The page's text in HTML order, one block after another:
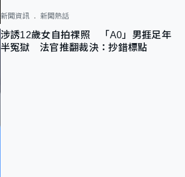
新聞資訊 新聞熱話
涉誘12歲女自拍祼照 「A0」男捱足年
半冤獄 法官推翻裁決：抄錯標點